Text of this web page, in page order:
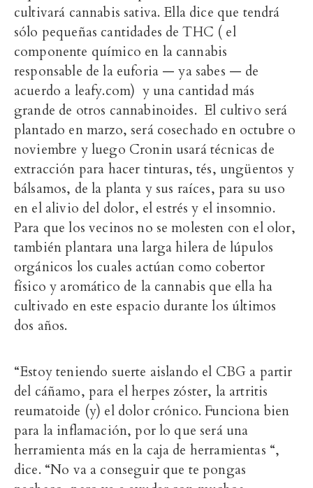
cultivará cannabis sativa.Ella dice que tendrá
sólo pequeñas cantidades de THC ( el
componente químico en la cannabis
responsable de la euforia — ya sabes — de
acuerdo a leafy.com) y una cantidad más
grande de otros cannabinoides. El cultivo será
plantado en marzo, será cosechado en octubre o
noviembre y luego Cronin usará técnicas de
extracción para hacer tinturas, tés, ungüentos y
bálsamos, de la planta y sus raíces, para su uso
en el alivio del dolor, el estrés y el insomnio.
Para que los vecinos no se molesten con el olor,
también plantara una larga hilera de lúpulos
orgánicos los cuales actúan como cobertor
físico y aromático de la cannabis que ella ha
cultivado en este espacio durante los últimos
dos años.
“Estoy teniendo suerte aislando el CBG a partir
del cáñamo, para el herpes zóster, la artritis
reumatoide (y) el dolor crónico. Funciona bien
para la inflamación, por lo que será una
herramienta más en la caja de herramientas “,
dice. “No va a conseguir que te pongas